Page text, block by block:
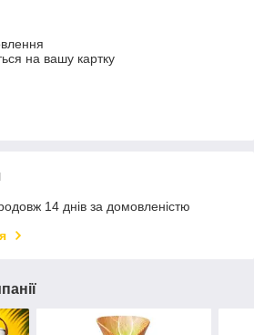
на вашу картку
14 днів за домовленістю